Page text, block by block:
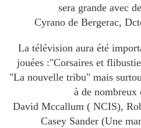
sera grande avec
Cyrano de Bergerac,
La télévision aura été
jouées :"Corsaires et
"La nouvelle tribu" mais
à de nombreux
David Mccallum ( NCIS),
Casey Sander (Une